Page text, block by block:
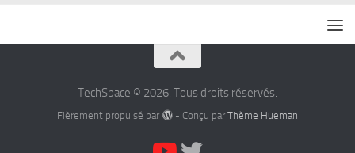
TechSpace © 2026. Tous droits réservés.
Fièrement propulsé par - Conçu par Thème Hueman